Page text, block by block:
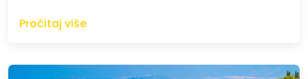
Pročitaj više